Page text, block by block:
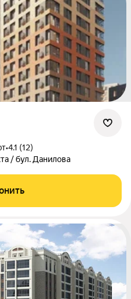
•4.1 (12)
/ бул. Данилова